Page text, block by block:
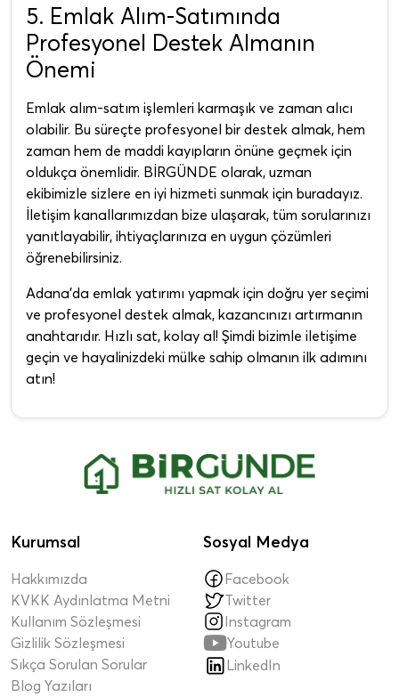
5. Emlak Alım-Satımında
Profesyonel Destek Almanın
Önemi
Emlak alım-satım işlemleri karmaşık ve zaman alıcı
olabilir. Bu süreçte profesyonel bir destek almak, hem
zaman hem de maddi kayıpların önüne geçmek için
oldukça önemlidir. BİRGÜNDE olarak, uzman
ekibimizle sizlere en iyi hizmeti sunmak için buradayız.
İletişim kanallarımızdan bize ulaşarak, tüm sorularınızı
yanıtlayabilir, ihtiyaçlarınıza en uygun çözümleri
öğrenebilirsiniz.
Adana'da emlak yatırımı yapmak için doğru yer seçimi
ve profesyonel destek almak, kazancınızı artırmanın
anahtarıdır. Hızlı sat, kolay al! Şimdi bizimle iletişime
geçin ve hayalinizdeki mülke sahip olmanın ilk adımını
atın!
Kurumsal
Hakkımızda
KVKK Aydınlatma Metni
Kullanım Sözleşmesi
Gizlilik Sözleşmesi
Sıkça Sorulan Sorular
Blog Yazıları
Sosyal Medya
Facebook
Twitter
Instagram
Youtube
LinkedIn